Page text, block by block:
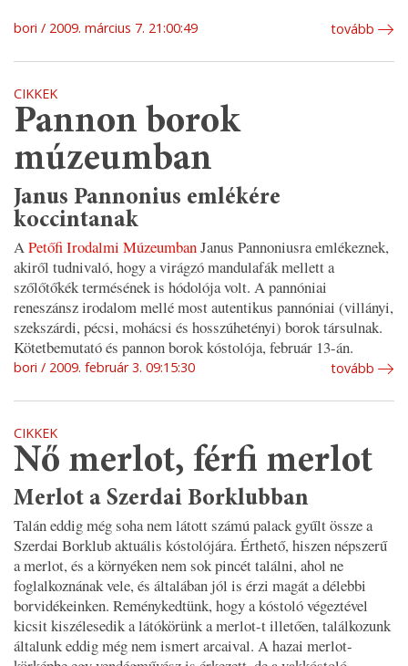
bori 2009. március 7. 21:00:49 tovább
CIKKEK
Pannon borok
múzeumban
Janus Pannonius emlékére
koccintanak
APetőfi Irodalmi MúzeumbanJanus Pannoniusra emlékeznek,
akiről tudnivaló, hogy a virágzó mandulafák mellett a
szőlőtőkék termésének is hódolója volt. A pannóniai
reneszánsz irodalom mellé most autentikus pannóniai (villányi,
szekszárdi, pécsi, mohácsi és hosszúhetényi) borok társulnak.
Kötetbemutató és pannon borok kóstolója, február 13-án.
bori 2009. február 3. 09:15:30 tovább
CIKKEK
Nő merlot, férfi merlot
Merlot a Szerdai Borklubban
Talán eddig még soha nem látott számú palack gyűlt össze a
Szerdai Borklub aktuális kóstolójára. Érthető, hiszen népszerű
a merlot, és a környéken nem sok pincét találni, ahol ne
foglalkoznának vele, és általában jól is érzi magát a délebbi
borvidékeinken. Reménykedtünk, hogy a kóstoló végeztével
kicsit kiszélesedik a látókörünk a merlot-t illetően, találkozunk
általunk eddig még nem ismert arcaival. A hazai merlot-